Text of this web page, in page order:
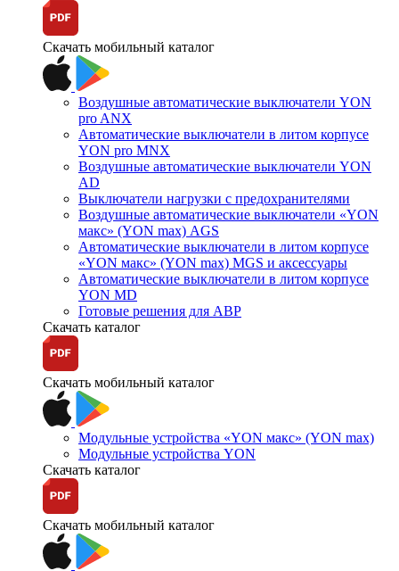
Скачать мобильный каталог
Воздушные автоматические выключатели YON
pro ANX
Автоматические выключатели в литом корпусе
YON pro MNX
Воздушные автоматические выключатели YON
AD
Выключатели нагрузки с предохранителями
Воздушные автоматические выключатели «YON
макс» (YON max) AGS
Автоматические выключатели в литом корпусе
«YON макс» (YON max) MGS и аксессуары
Автоматические выключатели в литом корпусе
YON MD
Готовые решения для АВР
Скачать каталог
Скачать мобильный каталог
Модульные устройства «YON макс» (YON max)
Модульные устройства YON
Скачать каталог
Скачать мобильный каталог